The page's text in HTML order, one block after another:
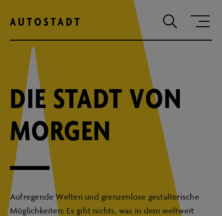
DIE STADT VON
MORGEN
Aufregende Welten und grenzenlose gestalterische
Möglichkeiten: Es gibt nichts, was in dem weltweit